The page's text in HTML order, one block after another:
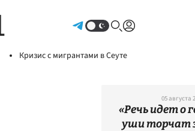
Кризис с мигрантами в Сеуте
05 августа
«Речь идет о
уши торчат